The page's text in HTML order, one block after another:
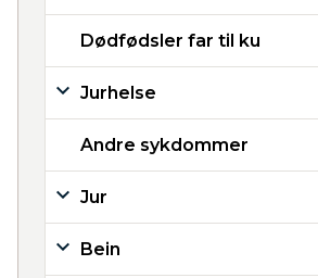
Dødfødsler far til ku
Jurhelse
Andre sykdommer
Jur
Bein